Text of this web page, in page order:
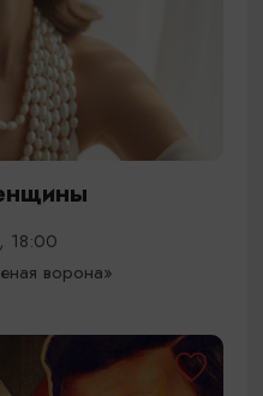
18:00
ворона»